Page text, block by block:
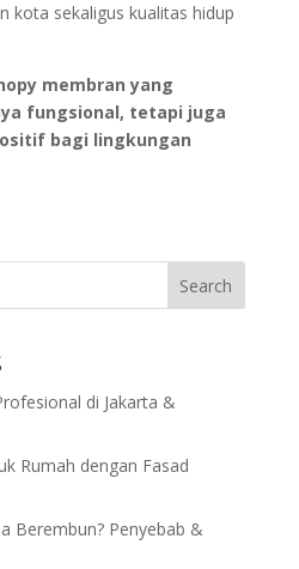
kota sekaligus kualitas hidup
membran yang
fungsional, tetapi juga
bagi lingkungan
Search
di Jakarta &
Rumah dengan Fasad
Berembun? Penyebab &